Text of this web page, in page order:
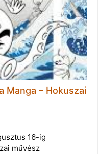
Manga – Hokuszai
16-ig
művész